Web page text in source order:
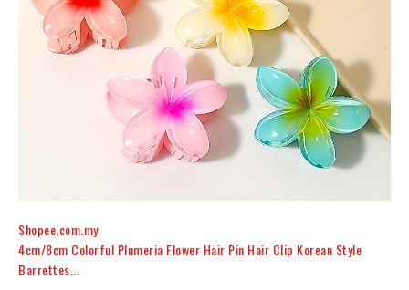
Shopee.com.my
4cm/8cm Colorful Plumeria Flower Hair Pin Hair Clip Korean Style
Barrettes...